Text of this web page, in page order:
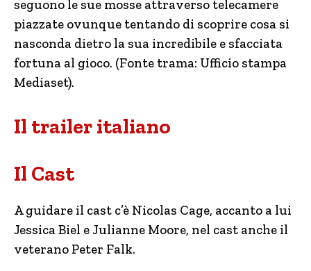
seguono le sue mosse attraverso telecamere
piazzate ovunque tentando di scoprire cosa si
nasconda dietro la sua incredibile e sfacciata
fortuna al gioco. (Fonte trama: Ufficio stampa
Mediaset).
Il trailer italiano
Il Cast
A guidare il cast c’è Nicolas Cage, accanto a lui
Jessica Biel e Julianne Moore, nel cast anche il
veterano Peter Falk.